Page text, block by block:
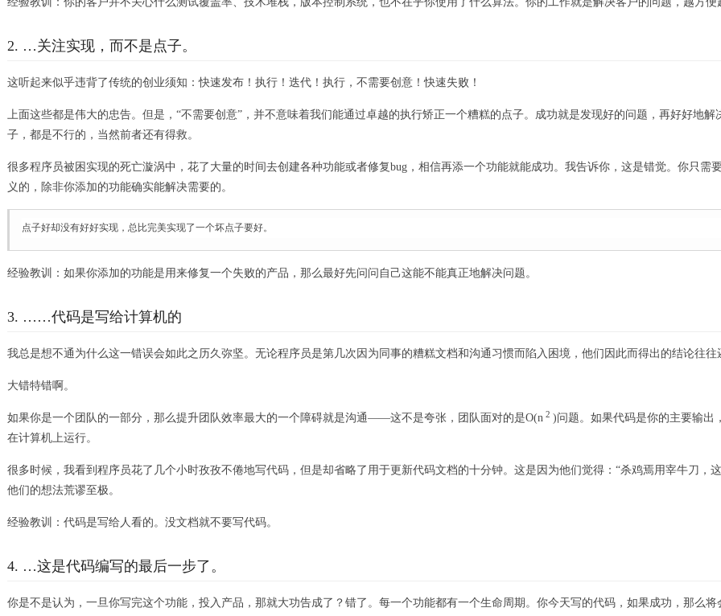
2. …关注实现，而不是点子。
这听起来似乎违背了传统的创业须知：快速发布！执行！迭代！执行，不需要创意！快速失败！
上面这些都是伟大的忠告。但是，“不需要创意”，并不意味着我们能通过卓越的执行矫正一个糟糕的点子。成功就是发现好的问题，再好好地
子，都是不行的，当然前者还有得救。
很多程序员被困实现的死亡漩涡中，花了大量的时间去创建各种功能或者修复bug，相信再添一个功能就能成功。我告诉你，这是错觉。你只
义的，除非你添加的功能确实能解决需要的。
点子好却没有好好实现，总比完美实现了一个坏点子要好。
经验教训：如果你添加的功能是用来修复一个失败的产品，那么最好先问问自己这能不能真正地解决问题。
3. ……代码是写给计算机的
我总是想不通为什么这一错误会如此之历久弥坚。无论程序员是第几次因为同事的糟糕文档和沟通习惯而陷入困境，他们因此而得出的结论往
大错特错啊。
如果你是一个团队的一部分，那么提升团队效率最大的一个障碍就是沟通——这不是夸张，团队面对的是O(n 2 )问题。如果代码是你的主要输出
在计算机上运行。
很多时候，我看到程序员花了几个小时孜孜不倦地写代码，但是却省略了用于更新代码文档的十分钟。这是因为他们觉得：“杀鸡焉用宰牛刀，
他们的想法荒谬至极。
经验教训：代码是写给人看的。没文档就不要写代码。
4. …这是代码编写的最后一步了。
你是不是认为，一旦你写完这个功能，投入产品，那就大功告成了？错了。每一个功能都有一个生命周期。你今天写的代码，如果成功，那么